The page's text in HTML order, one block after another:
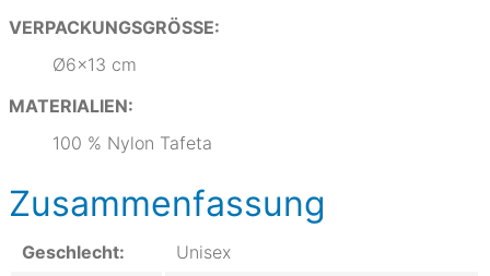
VERPACKUNGSGRÖSSE:
Ø6x13 cm
MATERIALIEN:
100 % Nylon Tafeta
Zusammenfassung
Geschlecht:
Unisex